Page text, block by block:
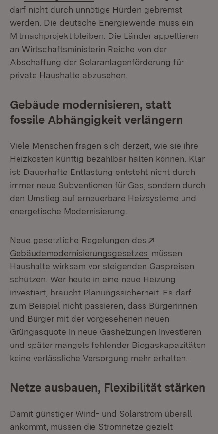
darf nicht durch unnötige Hürden gebremst
werden. Die deutsche Energiewende muss ein
Mitmachprojekt bleiben. Die Länder appellieren
an Wirtschaftsministerin Reiche von der
Abschaffung der Solaranlagenförderung für
private Haushalte abzusehen.
Gebäude modernisieren, statt
fossile Abhängigkeit verlängern
Viele Menschen fragen sich derzeit, wie sie ihre
Heizkosten künftig bezahlbar halten können. Klar
ist: Dauerhafte Entlastung entsteht nicht durch
immer neue Subventionen für Gas, sondern durch
den Umstieg auf erneuerbare Heizsysteme und
energetische Modernisierung.
Neue gesetzliche Regelungen des
Gebäudemodernisierungsgesetzes (Öffnet in
müssen
Haushalte wirksam vor steigenden Gaspreisen
schützen. Wer heute in eine neue Heizung
investiert, braucht Planungssicherheit. Es darf
zum Beispiel nicht passieren, dass Bürgerinnen
und Bürger mit der vorgesehenen neuen
Grüngasquote in neue Gasheizungen investieren
und später mangels fehlender Biogaskapazitäten
keine verlässliche Versorgung mehr erhalten.
Netze ausbauen, Flexibilität stärken
Damit günstiger Wind- und Solarstrom überall
ankommt, müssen die Stromnetze gezielt